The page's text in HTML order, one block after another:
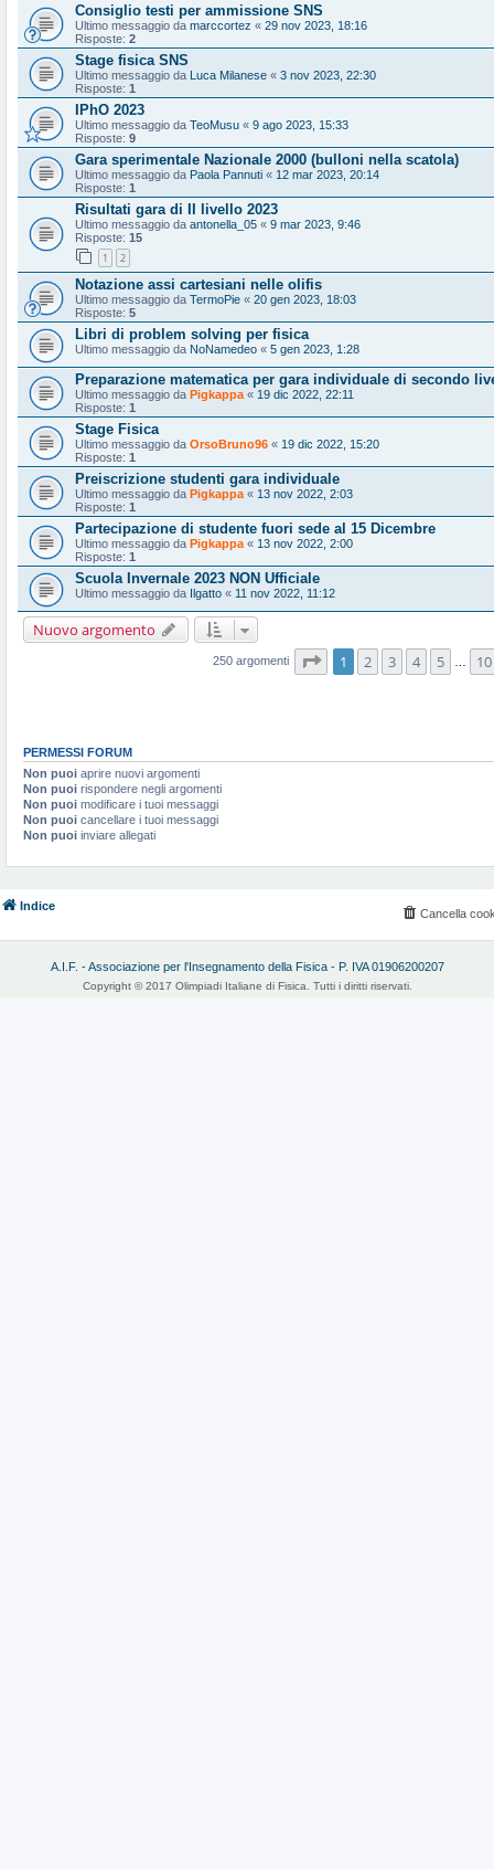
Consiglio testi per ammissione SNS
Ultimo messaggio da marccortez « 29 nov 2023, 18:16
Risposte: 2
Stage fisica SNS
Ultimo messaggio da Luca Milanese « 3 nov 2023, 22:30
Risposte: 1
IPhO 2023
Ultimo messaggio da TeoMusu « 9 ago 2023, 15:33
Risposte: 9
Gara sperimentale Nazionale 2000 (bulloni nella scatola)
Ultimo messaggio da Paola Pannuti « 12 mar 2023, 20:14
Risposte: 1
Risultati gara di II livello 2023
Ultimo messaggio da antonella_05 « 9 mar 2023, 9:46
Risposte: 15
1 2
Notazione assi cartesiani nelle olifis
Ultimo messaggio da TermoPie « 20 gen 2023, 18:03
Risposte: 5
Libri di problem solving per fisica
Ultimo messaggio da NoNamedeo « 5 gen 2023, 1:28
Preparazione matematica per gara individuale di secondo
Ultimo messaggio da Pigkappa « 19 dic 2022, 22:11
Risposte: 1
Stage Fisica
Ultimo messaggio da OrsoBruno96 « 19 dic 2022, 15:20
Risposte: 1
Preiscrizione studenti gara individuale
Ultimo messaggio da Pigkappa « 13 nov 2022, 2:03
Risposte: 1
Partecipazione di studente fuori sede al 15 Dicembre
Ultimo messaggio da Pigkappa « 13 nov 2022, 2:00
Risposte: 1
Scuola Invernale 2023 NON Ufficiale
Ultimo messaggio da Ilgatto « 11 nov 2022, 11:12
Nuovo argomento
250 argomenti Pagina1 di10
1 2 3 4 5 10
PERMESSI FORUM
Non puoi aprire nuovi argomenti
Non puoi rispondere negli argomenti
Non puoi modificare i tuoi messaggi
Non puoi cancellare i tuoi messaggi
Non puoi inviare allegati
Indice
Cancella
A.I.F. - Associazione per l'Insegnamento della Fisica - P. IVA 01906200207
Copyright © 2017 Olimpiadi Italiane di Fisica. Tutti i diritti riservati.